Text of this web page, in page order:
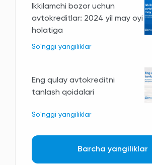
Ikkilamchi bozor uchun
avtokreditlar: 2024 yil may oyi
holatiga
So'nggi yangiliklar
Eng qulay avtokreditni
tanlash qoidalari
So'nggi yangiliklar
Barcha yangiliklar